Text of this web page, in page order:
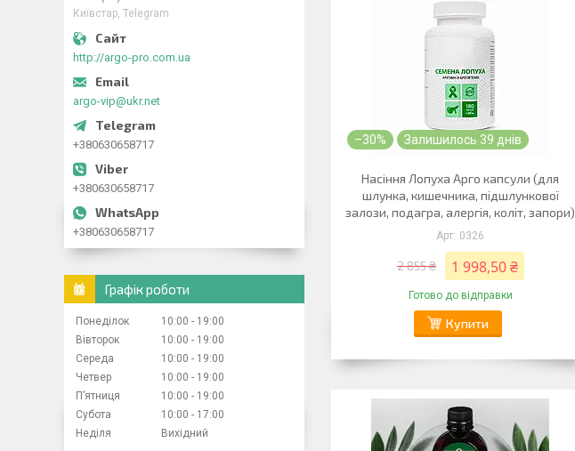
–30% Залишилось 39 днів
Насіння Лопуха Арго капсули (для
шлунка, кишечника, підшлункової
залози, подагра, алергія, коліт, запори)
0326
2 855 ₴ 1 998,50 ₴
Готово до відправки
Купити
Київстар, Telegram
http://argo-pro.com.ua
argo-vip@ukr.net
+380630658717
+380630658717
+380630658717
Графік роботи
Понеділок 10:00
19:00
Вівторок
10:00
19:00
Середа
10:00
19:00
Четвер
10:00
19:00
Пʼятниця
10:00
19:00
Субота
10:00
17:00
Неділя
Вихідний